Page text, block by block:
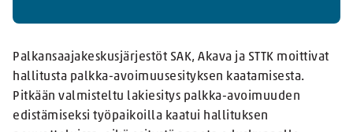
Palkansaajakeskusjärjestöt SAK, Akava ja STTK moittivat
hallitusta palkka-avoimuusesityksen kaatamisesta.
Pitkään valmisteltu lakiesitys palkka-avoimuuden
edistämiseksi työpaikoilla kaatui hallituksen